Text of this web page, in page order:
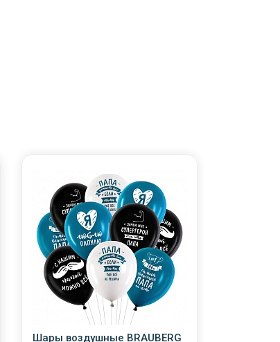
Шары воздушные BRAUBERG